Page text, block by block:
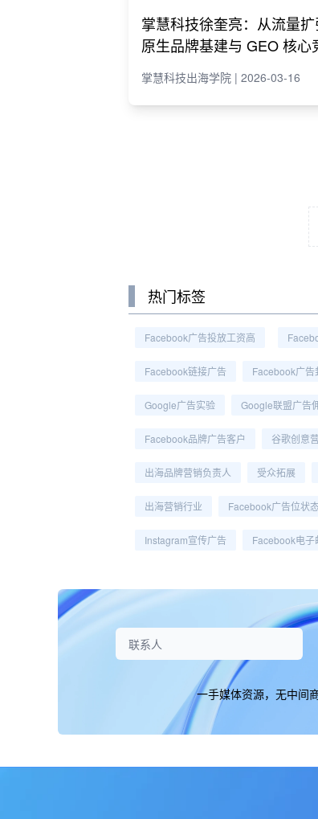
掌慧科技徐奎亮：从流量
原生品牌基建与 GEO 核心
掌慧科技出海学院 | 2026-03-16
热门标签
Facebook广告投放工资高
Facebook链接广告 Facebook广告
Google广告实验 Google联盟广告
Facebook品牌广告客户 谷歌创意
出海品牌营销负责人 受众拓展
出海营销行业 Facebook广告位状
Instagram宣传广告 Facebook电子
一手媒体资源，无中间